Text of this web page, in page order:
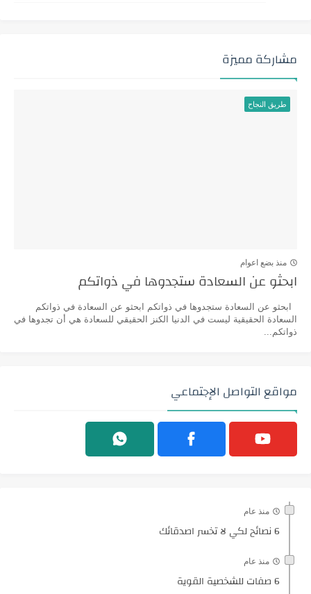
مشاركة مميزة
طريق النجاح
منذ بضع اعوام
ابحثو عن السعادة ستجدوها في ذواتكم
ابحثو عن السعادة ستجدوها في ذواتكم ابحثو عن السعادة في ذواتكم
السعادة الحقيقية ليست في الدنيا الكنز الحقيقي للسعادة هي أن تجدوها في
ذواتكم...
مواقع التواصل الإجتماعي
منذ عام
6 نصائح لكي لا تخسر اصدقائك
منذ عام
6 صفات للشخصية القوية